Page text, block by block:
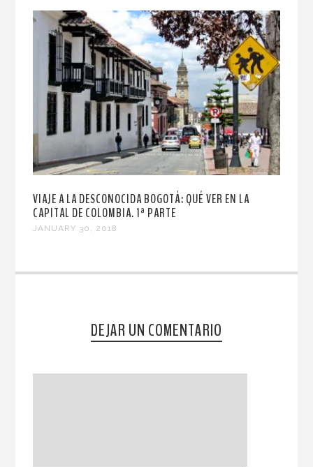
VIAJE A LA DESCONOCIDA BOGOTÁ: QUÉ VER EN LA
CAPITAL DE COLOMBIA. 1ª PARTE
JANUARY 30, 2018
DEJAR UN COMENTARIO